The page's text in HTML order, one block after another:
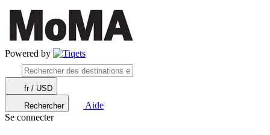
Powered by
fr / USD
Rechercher
Aide
Se connecter